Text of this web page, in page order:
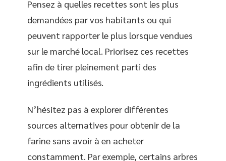
Pensez à quelles recettes sont les plus
demandées par vos habitants ou qui
peuvent rapporter le plus lorsque vendues
sur le marché local. Priorisez ces recettes
afin de tirer pleinement parti des
ingrédients utilisés.
N’hésitez pas à explorer différentes
sources alternatives pour obtenir de la
farine sans avoir à en acheter
constamment. Par exemple, certains arbres